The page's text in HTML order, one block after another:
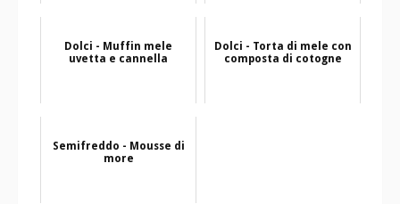
Dolci - Muffin mele
uvetta e cannella
Dolci - Torta di mele con
composta di cotogne
Semifreddo - Mousse di
more